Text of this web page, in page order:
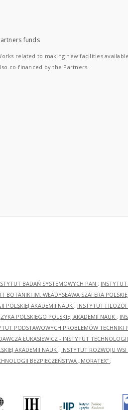
funds
related to making new facilities
co-financed by the Partners.
BADAŃ SYSTEMOWYCH PAN ;
BOTANIKI IM. WŁADYSŁAWA SZAFERA
POLSKIEJ AKADEMII NAUK ; INSTYTUT
POLSKIEGO POLSKIEJ AKADEMII NAUK ;
PODSTAWOWYCH PROBLEMÓW TECHNIKI
ŁUKASIEWICZ - INSTYTUT
AKADEMII NAUK ; INSTYTUT ROZWOJU
BEZPIECZEŃSTWA „MORATEX” ;